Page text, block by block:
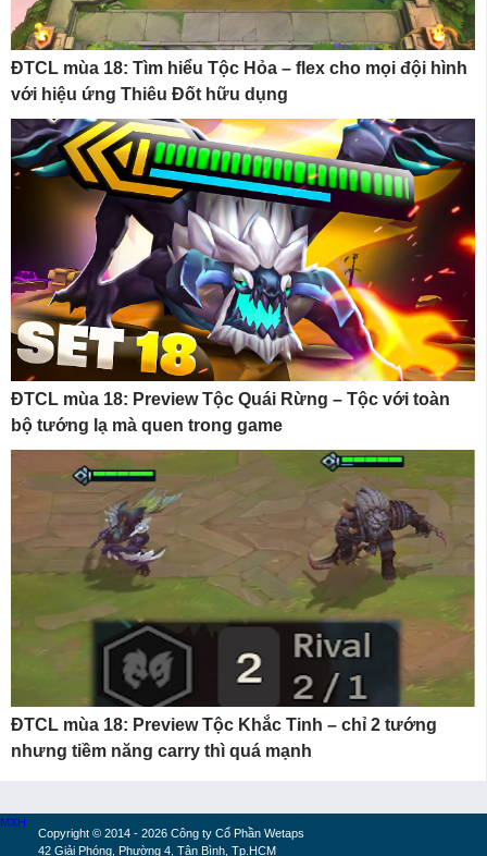
ĐTCL mùa 18: Tìm hiểu Tộc Hỏa – flex cho mọi đội hình
với hiệu ứng Thiêu Đốt hữu dụng
ĐTCL mùa 18: Preview Tộc Quái Rừng – Tộc với toàn
bộ tướng lạ mà quen trong game
ĐTCL mùa 18: Preview Tộc Khắc Tinh – chỉ 2 tướng
nhưng tiềm năng carry thì quá mạnh
Copyright © 2014 - 2026 Công ty Cổ Phần Wetaps
42 Giải Phóng, Phường 4, Tân Bình, Tp.HCM
MXH